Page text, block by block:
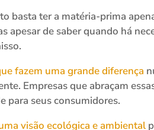
basta ter a matéria-prima
apesar de saber quando há
fazem uma grande diferença
Empresas que abraçam
para seus consumidores.
visão ecológica e ambiental